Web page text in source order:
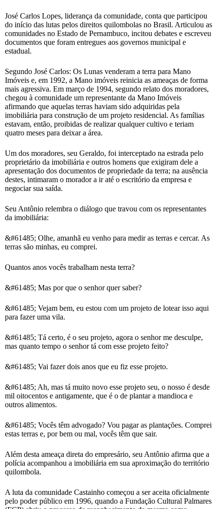
José Carlos Lopes, liderança da comunidade, conta que participou
do início das lutas pelos direitos quilombolas no Brasil. Articulou as
comunidades no Estado de Pernambuco, incitou debates e escreveu
documentos que foram entregues aos governos municipal e
estadual.
Segundo José Carlos: Os Lunas venderam a terra para Mano
Imóveis e, em 1992, a Mano imóveis reinicia as ameaças de forma
mais agressiva. Em março de 1994, segundo relato dos moradores,
chegou à comunidade um representante da Mano Imóveis
afirmando que aquelas terras haviam sido adquiridas pela
imobiliária para construção de um projeto residencial. As famílias
estavam, então, proibidas de realizar qualquer cultivo e teriam
quatro meses para deixar a área.
Um dos moradores, seu Geraldo, foi interceptado na estrada pelo
proprietário da imobiliária e outros homens que exigiram dele a
apresentação dos documentos de propriedade da terra; na ausência
destes, intimaram o morador a ir até o escritório da empresa e
negociar sua saída.
Seu Antônio relembra o diálogo que travou com os representantes
da imobiliária:
&#61485; Olhe, amanhã eu venho para medir as terras e cercar. As
terras são minhas, eu comprei.
Quantos anos vocês trabalham nesta terra?
&#61485; Mas por que o senhor quer saber?
&#61485; Vejam bem, eu estou com um projeto de lotear isso aqui
para fazer uma vila.
&#61485; Tá certo, é o seu projeto, agora o senhor me desculpe,
mas quanto tempo o senhor tá com esse projeto feito?
&#61485; Vai fazer dois anos que eu fiz esse projeto.
&#61485; Ah, mas tá muito novo esse projeto seu, o nosso é desde
mil oitocentos e antigamente, que é o de plantar a mandioca e
outros alimentos.
&#61485; Vocês têm advogado? Vou pagar as plantações. Comprei
estas terras e, por bem ou mal, vocês têm que sair.
Além desta ameaça direta do empresário, seu Antônio afirma que a
polícia acompanhou a imobiliária em sua aproximação do território
quilombola.
A luta da comunidade Castainho começou a ser aceita oficialmente
pelo poder público em 1996, quando a Fundação Cultural Palmares